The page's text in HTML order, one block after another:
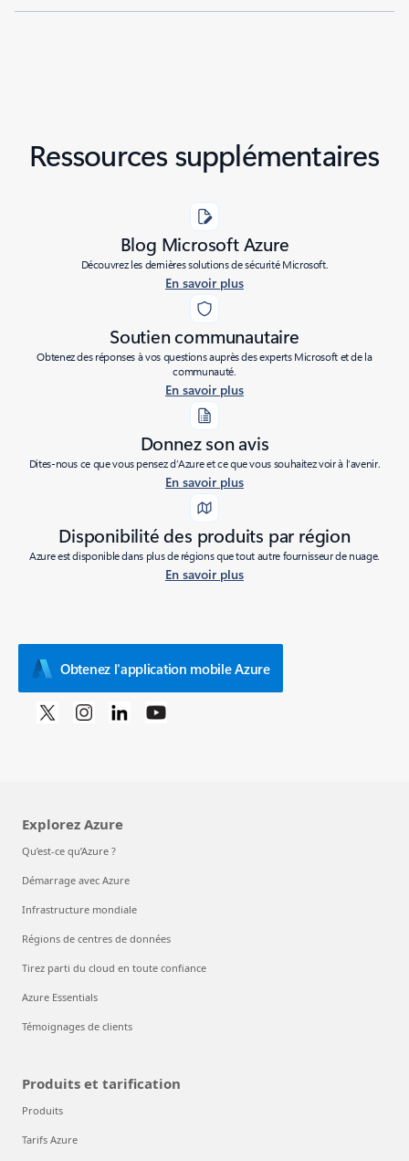
Ressources supplémentaires
Blog Microsoft Azure
Découvrez les dernières solutions de sécurité Microsoft.
En savoir plus
Soutien communautaire
Obtenez des réponses à vos questions auprès des experts Microsoft et de la
communauté.
En savoir plus
Donnez son avis
Dites-nous ce que vous pensez d’Azure et ce que vous souhaitez voir à l’avenir.
En savoir plus
Disponibilité des produits par région
Azure est disponible dans plus de régions que tout autre fournisseur de nuage.
En savoir plus
Obtenez l'application mobile Azure
Explorez Azure
Qu’est-ce qu’Azure ?
Démarrage avec Azure
Infrastructure mondiale
Régions de centres de données
Tirez parti du cloud en toute confiance
Azure Essentials
Témoignages de clients
Produits et tarification
Produits
Tarifs Azure